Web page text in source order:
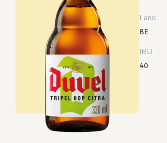
Land
BE
IBU
40